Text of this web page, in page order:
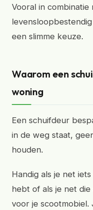
Vooral in
een slimme keuze.
Waarom een
woning
Een schuifdeur
in de weg staat,
houden.
Handig als je net
hebt of als je net
voor je scootmobiel.